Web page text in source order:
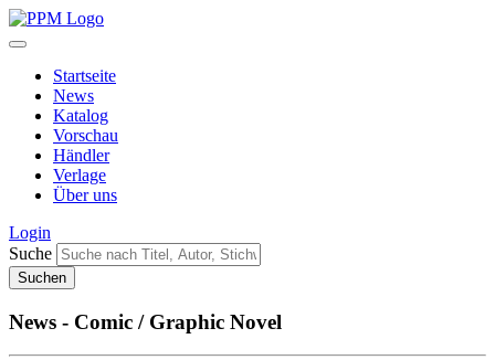
Startseite
News
Katalog
Vorschau
Händler
Verlage
Über uns
Login
Suche
News - Comic / Graphic Novel